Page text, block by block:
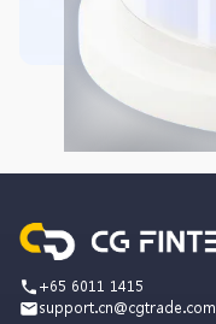
+65 6011 1415
support.cn@cgtrade.com